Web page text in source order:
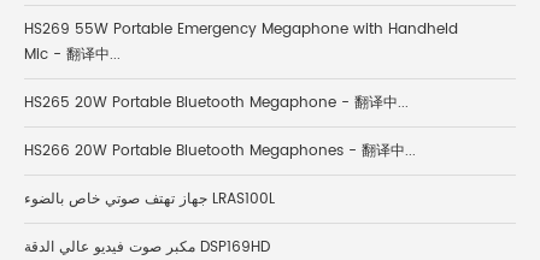
HS269 55W Portable Emergency Megaphone with Handheld
Mic - 翻译中...
HS265 20W Portable Bluetooth Megaphone - 翻译中...
HS266 20W Portable Bluetooth Megaphones - 翻译中...
جهاز تهتف صوتي خاص بالضوء LRAS100L
مكبر صوت فيديو عالي الدقة DSP169HD